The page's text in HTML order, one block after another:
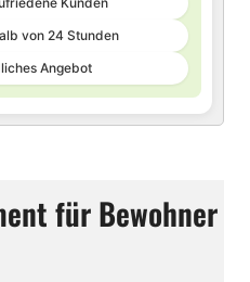
von 24 Stunden
Angebot
für Bewohner